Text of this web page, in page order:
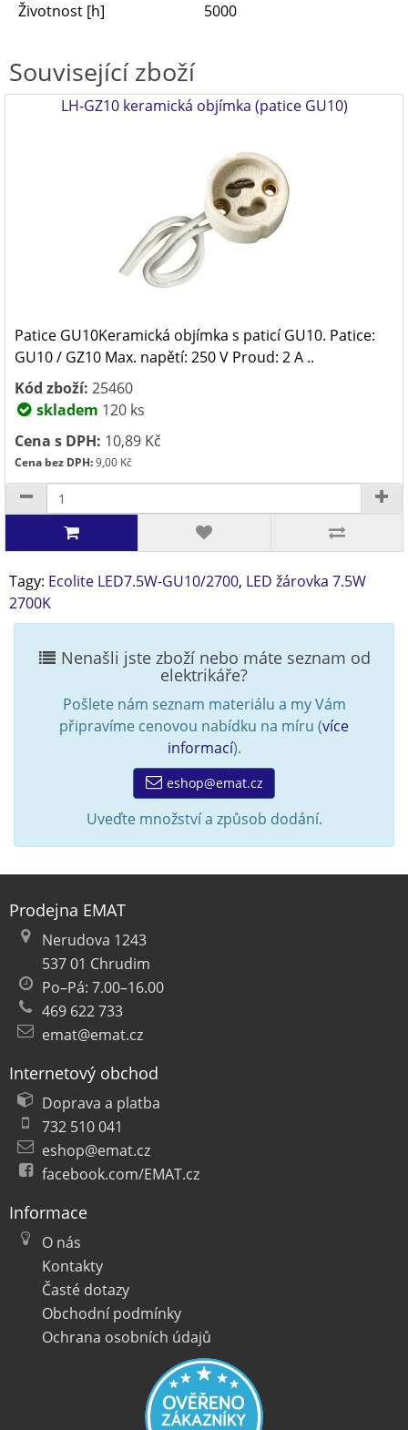
Životnost [h]
5000
Související zboží
LH-GZ10 keramická objímka (patice GU10)
Patice GU10Keramická objímka s paticí GU10. Patice:
GU10 / GZ10 Max. napětí: 250 V Proud: 2 A ..
Kód zboží: 25460
skladem 120 ks
Cena s DPH: 10,89 Kč
Cena bez DPH:9,00 Kč
Tagy: Ecolite LED7.5W-GU10/2700, LED žárovka 7.5W
2700K
Nenašli jste zboží nebo máte seznam od
elektrikáře?
Pošlete nám seznam materiálu a my Vám
připravíme cenovou nabídku na míru (více
informací).
eshop@emat.cz
Uveďte množství a způsob dodání.
Prodejna EMAT
Nerudova 1243
537 01 Chrudim
Po–Pá: 7.00–16.00
469 622 733
emat@emat.cz
Internetový obchod
Doprava a platba
732 510 041
eshop@emat.cz
facebook.com/EMAT.cz
Informace
O nás
Kontakty
Časté dotazy
Obchodní podmínky
Ochrana osobních údajů